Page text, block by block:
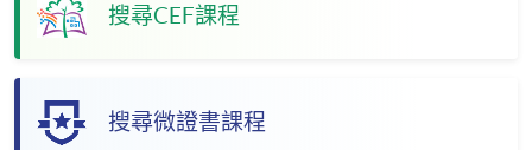
搜尋CEF課程
搜尋微證書課程